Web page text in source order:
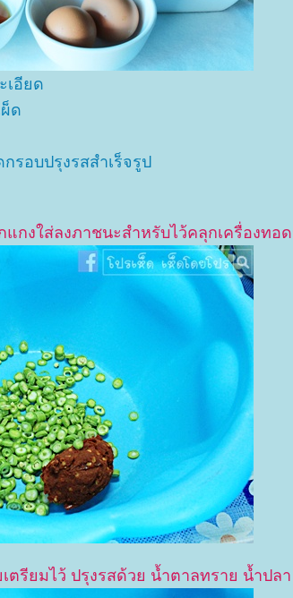
เอียด
ด
อบปรุงรสสำเร็จรูป
กงใส่ลงภาชนะสำหรับไว้คลุกเครื่องทอ
ตรียมไว้ ปรุงรสด้วย น้ำตาลทราย น้ำปลา